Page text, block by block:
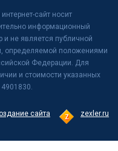
сайт носит
информационный
и не является публичной
определяемой положениями
Федерации. Для
и стоимости указанных
сайта zexler.ru